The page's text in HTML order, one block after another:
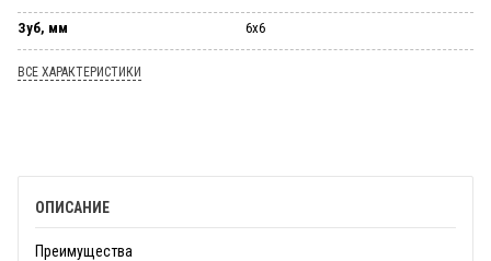
Зуб, мм 6х6
ВСЕ ХАРАКТЕРИСТИКИ
ОПИСАНИЕ
Преимущества